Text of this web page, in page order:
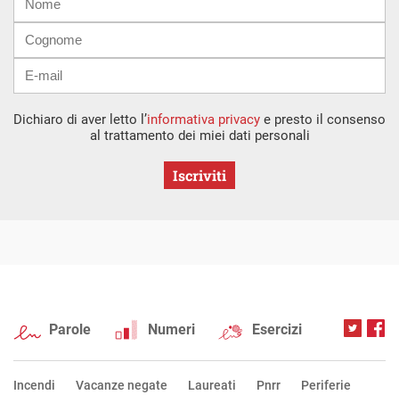
mail
Dichiaro di aver letto l’informativa privacy e presto il consenso
al trattamento dei miei dati personali
Iscriviti
Parole Numeri Esercizi
Incendi Vacanze negate Laureati Pnrr Periferie